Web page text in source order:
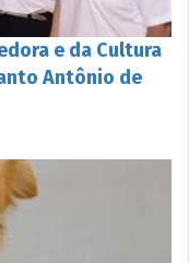
e da Cultura
Antônio de